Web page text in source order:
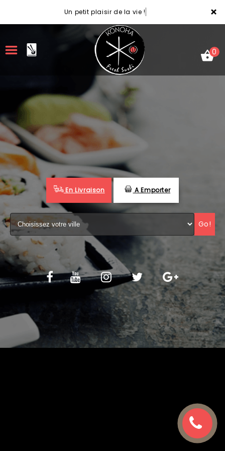
×
Un petit plaisir de la vie !
LA CARTE
VOTRE COMPTE
NOTRE RESTAURANT
VOS AVIS
MENTIONS LÉGALES
C.G.V
0
En Livraison A Emporter
Go!